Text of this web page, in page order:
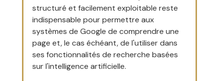
structuré et facilement exploitable reste
indispensable pour permettre aux
systèmes de Google de comprendre une
page et, le cas échéant, de l'utiliser dans
ses fonctionnalités de recherche basées
sur l'intelligence artificielle.